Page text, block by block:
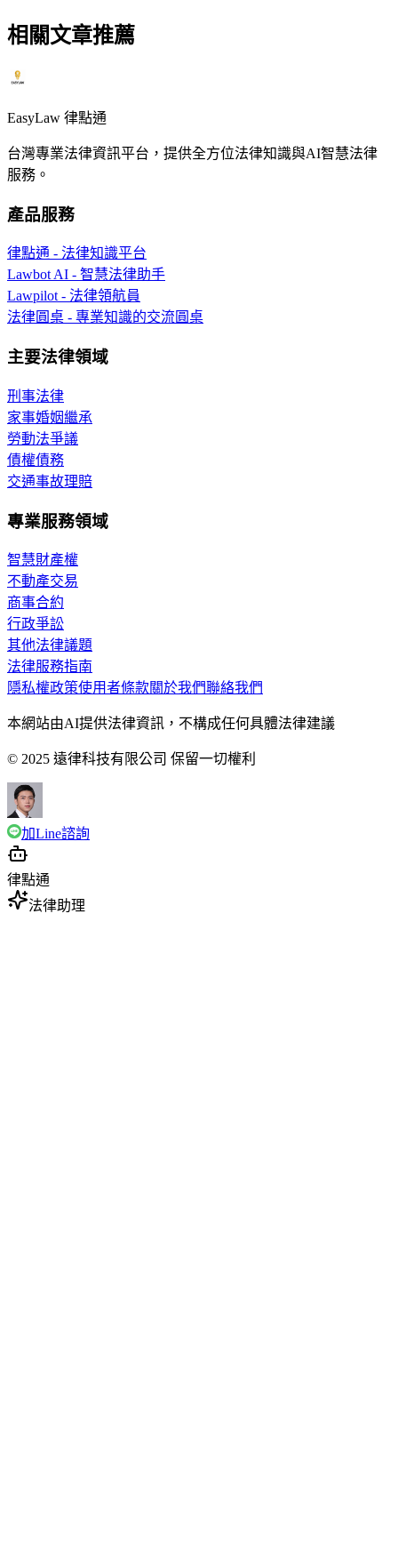
相關文章推薦
EasyLaw 律點通
台灣專業法律資訊平台，提供全方位法律知識與AI智慧法律
服務。
產品服務
律點通 - 法律知識平台
Lawbot AI - 智慧法律助手
Lawpilot - 法律領航員
法律圓桌 - 專業知識的交流圓桌
主要法律領域
刑事法律
家事婚姻繼承
勞動法爭議
債權債務
交通事故理賠
專業服務領域
智慧財產權
不動產交易
商事合約
行政爭訟
其他法律議題
法律服務指南
隱私權政策使用者條款關於我們聯絡我們
本網站由AI提供法律資訊，不構成任何具體法律建議
© 2025 遠律科技有限公司 保留一切權利
加Line諮詢
律點通
法律助理